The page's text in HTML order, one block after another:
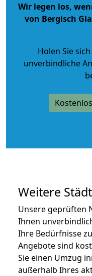
Wir legen los,
von Bergisch
Holen Sie
unverbindliche
Weitere
Unsere geprüften
Ihnen
Ihre Bedürfnisse
Angebote sind
Sie einen Umzug
außerhalb Ihres